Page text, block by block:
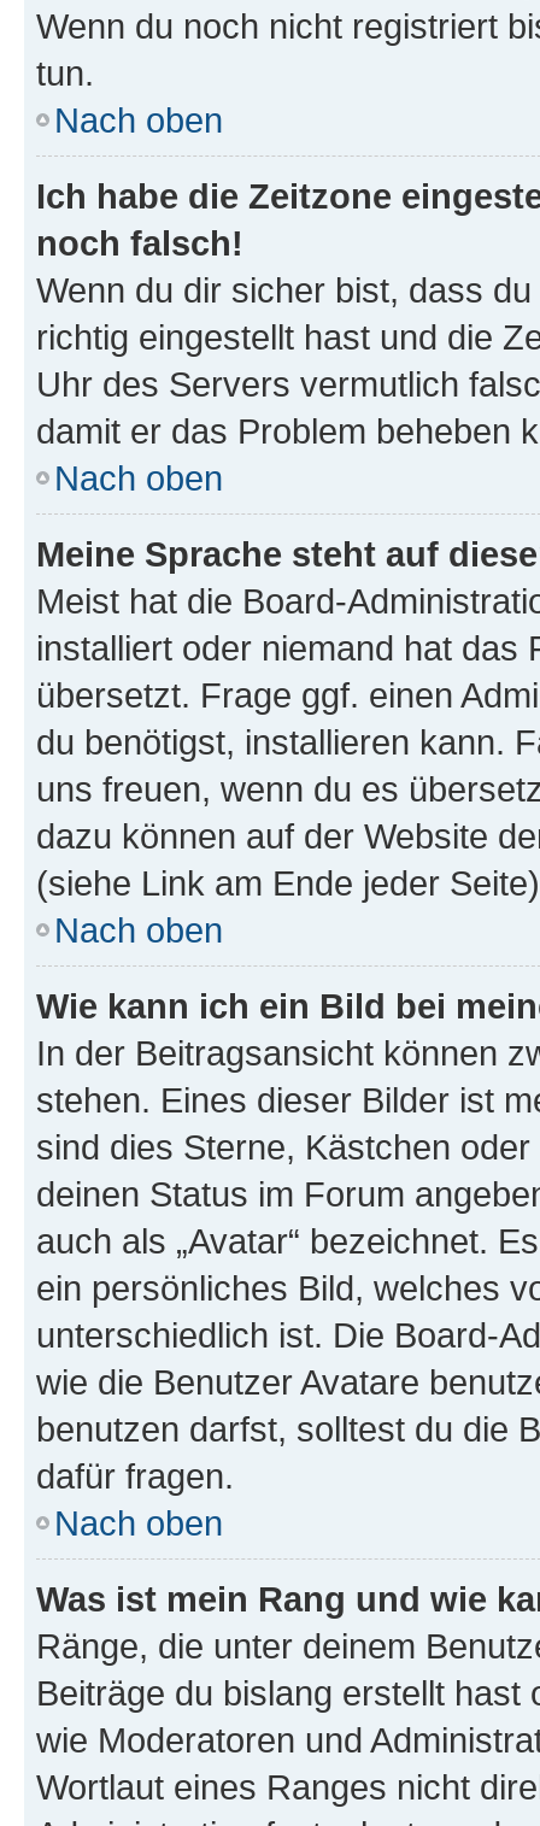
Wenn du noch nicht registriert
tun.
Nach oben
Ich habe die Zeitzone
noch falsch!
Wenn du dir sicher bist, dass
richtig eingestellt hast und die
Uhr des Servers vermutlich
damit er das Problem beheben
Nach oben
Meine Sprache steht auf
Meist hat die Board-
installiert oder niemand hat das
übersetzt. Frage ggf. einen
du benötigst, installieren kann.
uns freuen, wenn du es
dazu können auf der Website
(siehe Link am Ende jeder
Nach oben
Wie kann ich ein Bild bei
In der Beitragsansicht können
stehen. Eines dieser Bilder ist
sind dies Sterne, Kästchen
deinen Status im Forum
auch als „Avatar“ bezeichnet.
ein persönliches Bild, welches
unterschiedlich ist. Die Board-
wie die Benutzer Avatare
benutzen darfst, solltest du die
dafür fragen.
Nach oben
Was ist mein Rang und wie
Ränge, die unter deinem
Beiträge du bislang erstellt
wie Moderatoren und
Wortlaut eines Ranges nicht